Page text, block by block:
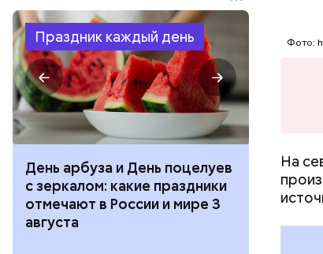
Праздник каждый день
День арбуза и День поцелуев
с зеркалом: какие праздники
отмечают в России и мире 3
августа
День
День
Фото:
На